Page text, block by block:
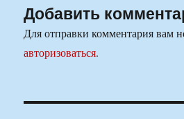
Добавить
Для отправки комментария вам
авторизоваться.